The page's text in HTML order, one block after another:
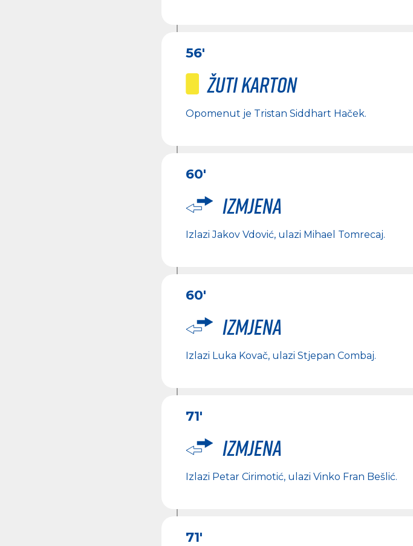
56'
Žuti karton
Opomenut je Tristan Siddhart Haček.
60'
Izmjena
IzlaziJakov Vdović, ulazi Mihael Tomrecaj.
60'
Izmjena
Izlazi Luka Kovač, ulazi Stjepan Combaj.
71'
Izmjena
Izlazi Petar Cirimotić, ulazi Vinko Fran Bešlić.
71'